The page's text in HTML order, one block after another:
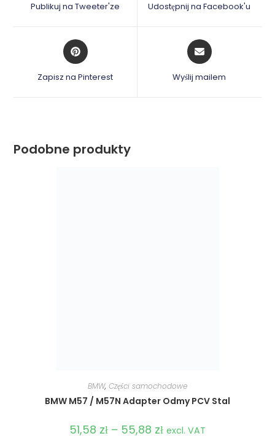
new
Publikuj na Tweeter'ze
new
Udostępnij na Facebook'u
Opens
in
new
Zapisz na Pinterest
Opens
in
new
Wyślij mailem
Podobne produkty
BMW, Części samochodowe
BMW M57 / M57N Adapter Odmy PCV Stal
51,58 zł – 55,88 złZakres
excl. VAT